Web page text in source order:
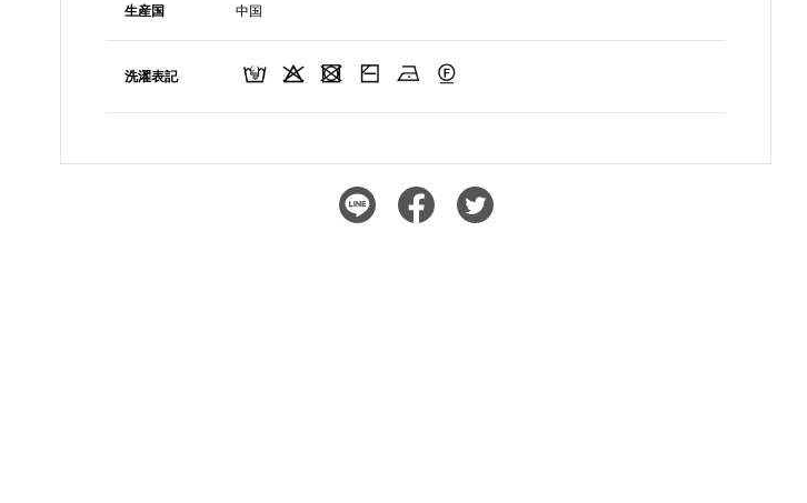
生産国 中国
洗濯表記